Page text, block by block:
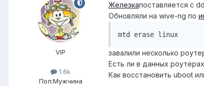
VIP
1.6k
Пол:Мужчина
Железкапоставляется с
Обновляли на wive-ng по
mtd erase linux
завалили несколько
Есть ли в данных
Как восстановить uboot